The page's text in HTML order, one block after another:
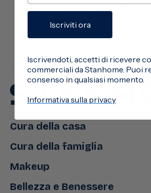
Pagamento sicuro
Cura della casa
Cura della famiglia
Makeup
Bellezza e Benessere
Iscriviti ora
Iscrivendoti, accetti di ricevere
commerciali da Stanhome. Puoi
consenso in qualsiasi momento.
Informativa sulla privacy